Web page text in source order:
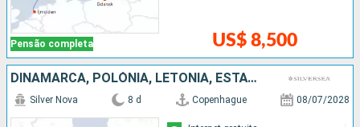
Pensão completa US$ 8,500
DINAMARCA, POLÓNIA, LETÔNIA, ESTÃNIA, FINLÃNDIA, SUÃCIA
Silver Nova 8 d Copenhague 08/07/2028